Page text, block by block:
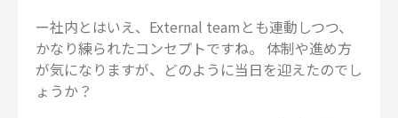
ー社内とはいえ、External teamとも連動しつつ、
かなり練られたコンセプトですね。 体制や進め方
が気になりますが、どのように当日を迎えたのでし
ょうか？